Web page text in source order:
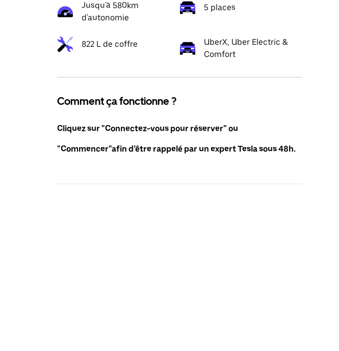
Jusqu'à 580km
d'autonomie
5 places
822 L de coffre
UberX, Uber Electric &
Comfort
Comment ça fonctionne ?
Cliquez sur "Connectez-vous pour réserver" ou
"Commencer"afin d’être rappelé par un expert Tesla sous 48h.